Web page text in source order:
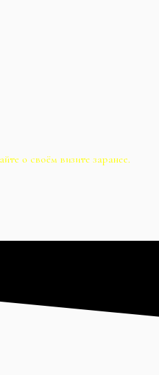
о своём визите заранее.